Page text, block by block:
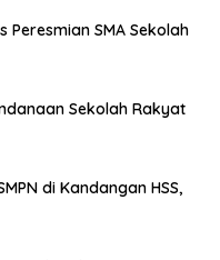
SMA Sekolah
Sekolah Rakyat
di Kandangan HSS,